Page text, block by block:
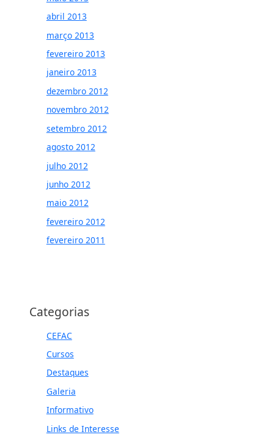
abril 2013
março 2013
fevereiro 2013
janeiro 2013
dezembro 2012
novembro 2012
setembro 2012
agosto 2012
julho 2012
junho 2012
maio 2012
fevereiro 2012
fevereiro 2011
Categorias
CEFAC
Cursos
Destaques
Galeria
Informativo
Links de Interesse